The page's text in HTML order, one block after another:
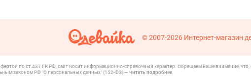
© 2007-2026 Интернет-магазин
по ст.437 ГК РФ, сайт носит информационно-справочный характер. Обращаем Ваше внимание,
законом РФ "О персональных данных" (152-ФЗ) — читать подробнее.